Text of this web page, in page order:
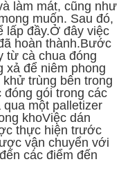
làm mát, cũng như
muốn. Sau đó,
lấp đầy.Ở đây việc
hoàn thành.Bước
từ cà chua đóng
xả để niêm phong
trùng bên trong
gói trong các
một palletizer
khoViệc dán
thực hiện trước
vận chuyển với
các điểm đến